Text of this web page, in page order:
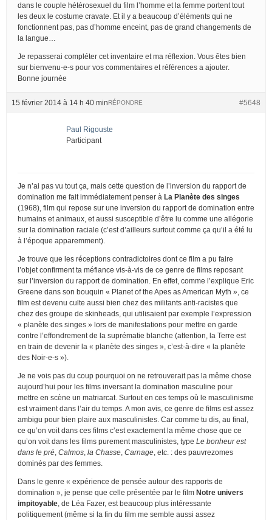
dans le couple hétérosexuel du film l’homme et la femme portent tout
les deux le costume cravate. Et il y a beaucoup d’éléments qui ne
fonctionnent pas, pas d’homme enceint, pas de grand changements de
la langue…
Je repasserai compléter cet inventaire et ma réflexion. Vous êtes bien
sur bienvenu-e-s pour vos commentaires et références a ajouter.
Bonne journée
15 février 2014 à 14 h 40 min #5648
RÉPONDRE
Paul Rigouste
Participant
Je n’ai pas vu tout ça, mais cette question de l’inversion du rapport de
domination me fait immédiatement penser à La Planète des singes
(1968), film qui repose sur une inversion du rapport de domination entre
humains et animaux, et aussi susceptible d’être lu comme une allégorie
sur la domination raciale (c’est d’ailleurs surtout comme ça qu’il a été lu
à l’époque apparemment).
Je trouve que les réceptions contradictoires dont ce film a pu faire
l’objet confirment ta méfiance vis-à-vis de ce genre de films reposant
sur l’inversion du rapport de domination. En effet, comme l’explique Eric
Greene dans son bouquin « Planet of the Apes as American Myth », ce
film est devenu culte aussi bien chez des militants anti-racistes que
chez des groupe de skinheads, qui utilisaient par exemple l’expression
« planète des singes » lors de manifestations pour mettre en garde
contre l’effondrement de la suprématie blanche (attention, la Terre est
en train de devenir la « planète des singes », c’est-à-dire « la planète
des Noir-e-s »).
Je ne vois pas du coup pourquoi on ne retrouverait pas la même chose
aujourd’hui pour les films inversant la domination masculine pour
mettre en scène un matriarcat. Surtout en ces temps où le masculinisme
est vraiment dans l’air du temps. A mon avis, ce genre de films est assez
ambigu pour bien plaire aux masculinistes. Car comme tu dis, au final,
ce qu’on voit dans ces films c’est exactement la même chose que ce
qu’on voit dans les films purement masculinistes, type Le bonheur est
dans le pré Calmos la Chasse Carnage , etc. : des pauvrezomes
dominés par des femmes.
Dans le genre « expérience de pensée autour des rapports de
domination », je pense que celle présentée par le film Notre univers
impitoyable , de Léa Fazer, est beaucoup plus intéressante
politiquement (même si la fin du film me semble aussi assez